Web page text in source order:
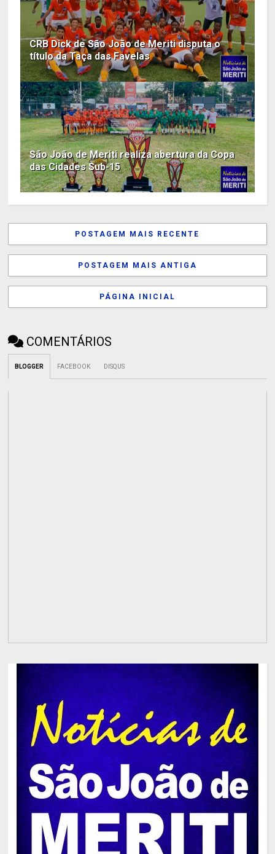
CRB Dick de São João de Meriti disputa o
título da Taça das Favelas
São João de Meriti realiza abertura da Copa
das Cidades Sub-15
POSTAGEM MAIS RECENTE
POSTAGEM MAIS ANTIGA
PÁGINA INICIAL
COMENTÁRIOS
BLOGGER FACEBOOK DISQUS